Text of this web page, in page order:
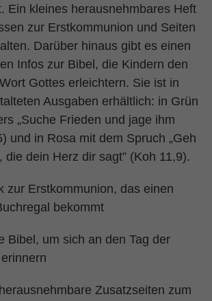
Ein kleines herausnehmbares Heft
zur Erstkommunion und Seiten
Darüber hinaus gibt es einen
Infos zur Bibel, die Kindern den
Gottes erleichtern. Sie ist in
Ausgaben erhältlich: in Grün
„Suche Frieden und jage ihm
und in Rosa mit dem Spruch „Geh
die dein Herz dir sagt” (Koh 11,9).
zur Erstkommunion, das einen
bekommt
Bibel, um sich an den Tag der
Zusatzseiten zum